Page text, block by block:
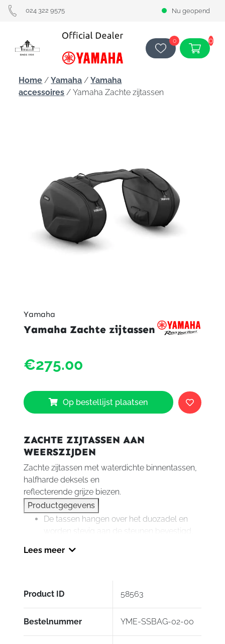
024 322 9575 Nu geopend
0 0
Home /Yamaha /Yamaha
accessoires / Yamaha Zachte zijtassen
Yamaha
Yamaha Zachte zijtassen
€275.00
Op bestellijst plaatsen
ZACHTE ZIJTASSEN AAN
WEERSZIJDEN
Zachte zijtassen met waterdichte binnentassen,
halfharde deksels en
reflecterende grijze biezen.
Productgegevens
De tassen hangen over het duozadel en
worden stevig aan de steunen bevestigd.
Bevestigingsstrips met klittenband.
Voorzien van Yamaha-logo en handgrepen.
Lees meer
Product ID 58563
Bestelnummer YME-SSBAG-02-00